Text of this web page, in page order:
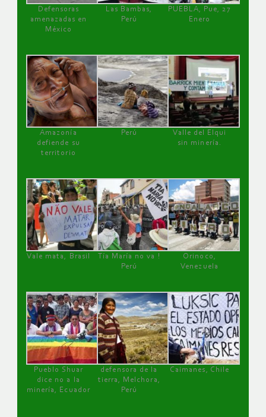
Defensoras
amenazadas en
México
Las Bambas,
Perú
PUEBLA, Pue, 27
Enero
Amazonía
defiende su
territorio
Perú
Valle del Elqui
sin minería.
Vale mata, Brasil
Tía María no va !
Perú
Orinoco,
Venezuela
Pueblo Shuar
dice no a la
minería, Ecuador
defensora de la
tierra, Melchora,
Perú
Caimanes, Chile